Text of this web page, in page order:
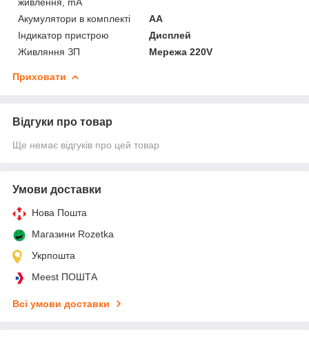
Акумулятори в комплекті
AA
Індикатор пристрою
Дисплей
Живляння ЗП
Мережа 220V
Приховати
Відгуки про товар
Ще немає відгуків про цей товар
Умови доставки
Нова Пошта
Магазини Rozetka
Укрпошта
Meest ПОШТА
Всі умови доставки